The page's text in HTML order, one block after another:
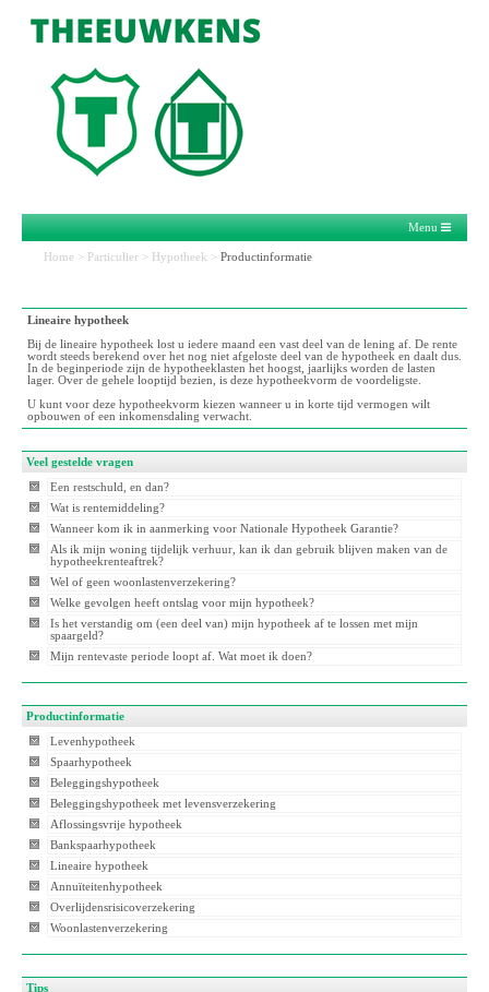
Menu
Home > Particulier > Hypotheek > Productinformatie
Lineaire hypotheek
Bij de lineaire hypotheek lost u iedere maand een vast deel van de lening af. De rente
wordt steeds berekend over het nog niet afgeloste deel van de hypotheek en daalt dus.
In de beginperiode zijn de hypotheeklasten het hoogst, jaarlijks worden de lasten
lager. Over de gehele looptijd bezien, is deze hypotheekvorm de voordeligste.
U kunt voor deze hypotheekvorm kiezen wanneer u in korte tijd vermogen wilt
opbouwen of een inkomensdaling verwacht.
Veel gestelde vragen
Een restschuld, en dan?
Wat is rentemiddeling?
Wanneer kom ik in aanmerking voor Nationale Hypotheek Garantie?
Als ik mijn woning tijdelijk verhuur, kan ik dan gebruik blijven maken van de
hypotheekrenteaftrek?
Wel of geen woonlastenverzekering?
Welke gevolgen heeft ontslag voor mijn hypotheek?
Is het verstandig om (een deel van) mijn hypotheek af te lossen met mijn
spaargeld?
Mijn rentevaste periode loopt af. Wat moet ik doen?
Productinformatie
Levenhypotheek
Spaarhypotheek
Beleggingshypotheek
Beleggingshypotheek met levensverzekering
Aflossingsvrije hypotheek
Bankspaarhypotheek
Lineaire hypotheek
Annuïteitenhypotheek
Overlijdensrisicoverzekering
Woonlastenverzekering
Tips